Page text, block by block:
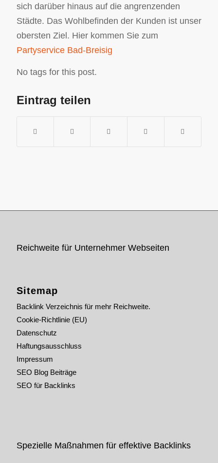
sich darüber hinaus auf die angrenzenden
Städte. Das Wohlbefinden der Kunden ist unser
obersten Ziel. Hier kommen Sie zum
Partyservice Bad-Breisig
No tags for this post.
Eintrag teilen
Reichweite für Unternehmer Webseiten
Sitemap
Backlink Verzeichnis für mehr Reichweite.
Cookie-Richtlinie (EU)
Datenschutz
Haftungsausschluss
Impressum
SEO Blog Beiträge
SEO für Backlinks
Spezielle Maßnahmen für effektive Backlinks